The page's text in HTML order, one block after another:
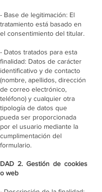
- Base de legitimación: El
tratamiento está basado en
el consentimiento del titular.
- Datos tratados para esta
finalidad: Datos de carácter
identificativo y de contacto
(nombre, apellidos, dirección
de correo electrónico,
teléfono) y cualquier otra
tipología de datos que
pueda ser proporcionada
por el usuario mediante la
cumplimentación del
formulario.
2. Gestión de cookies
web